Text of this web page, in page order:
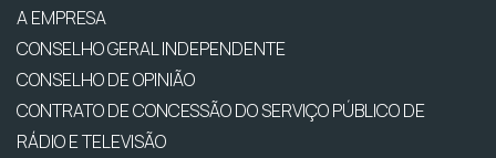
A EMPRESA
CONSELHO GERAL INDEPENDENTE
CONSELHO DE OPINIÃO
CONTRATO DE CONCESSÃO DO SERVIÇO PÚBLICO DE
RÁDIO E TELEVISÃO